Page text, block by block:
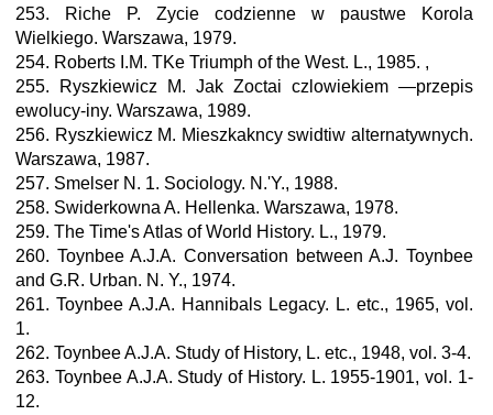
253. Riche P. Zycie codzienne w paustwe Korola
Wielkiego. Warszawa, 1979.
254. Roberts I.M. TKe Triumph of the West. L., 1985. ,
255. Ryszkiewicz M. Jak Zoctai czlowiekiem —przepis
ewolucy-iny. Warszawa, 1989.
256. Ryszkiewicz M. Mieszkakncy swidtiw alternatywnych.
Warszawa, 1987.
257. Smelser N. 1. Sociology. N.'Y., 1988.
258. Swiderkowna A. Hellenka. Warszawa, 1978.
259. The Time's Atlas of World History. L., 1979.
260. Toynbee A.J.A. Conversation between A.J. Toynbee
and G.R. Urban. N. Y., 1974.
261. Toynbee A.J.A. Hannibals Legacy. L. etc., 1965, vol.
1.
262. Toynbee A.J.A. Study of History, L. etc., 1948, vol. 3-4.
263. Toynbee A.J.A. Study of History. L. 1955-1901, vol. 1-
12.